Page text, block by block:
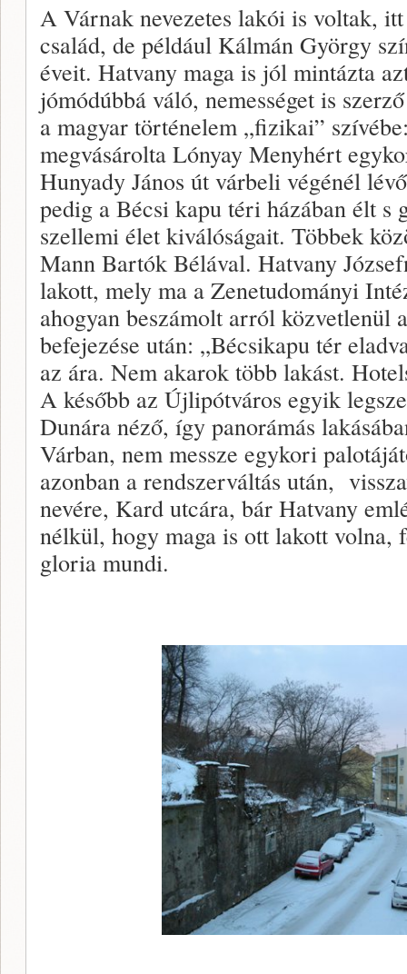
A Várnak nevezetes lakói is voltak,
család, de például Kálmán György
éveit. Hatvany maga is jól mintázta
jómódúbbá váló, nemességet is
a magyar történelem „fizikai”
megvásárolta Lónyay Menyhért
Hunyady János út várbeli végénél
pedig a Bécsi kapu téri házában élt s
szellemi élet kiválóságait. Többek
Mann Bartók Bélával. Hatvany
lakott, mely ma a Zenetudományi
ahogyan beszámolt arról közvetlenül
befejezése után: „Bécsikapu tér
az ára. Nem akarok több lakást.
A később az Újlipótváros egyik
Dunára néző, így panorámás
Várban, nem messze egykori
azonban a rendszerváltás után,
nevére, Kard utcára, bár Hatvany
nélkül, hogy maga is ott lakott volna,
gloria mundi.